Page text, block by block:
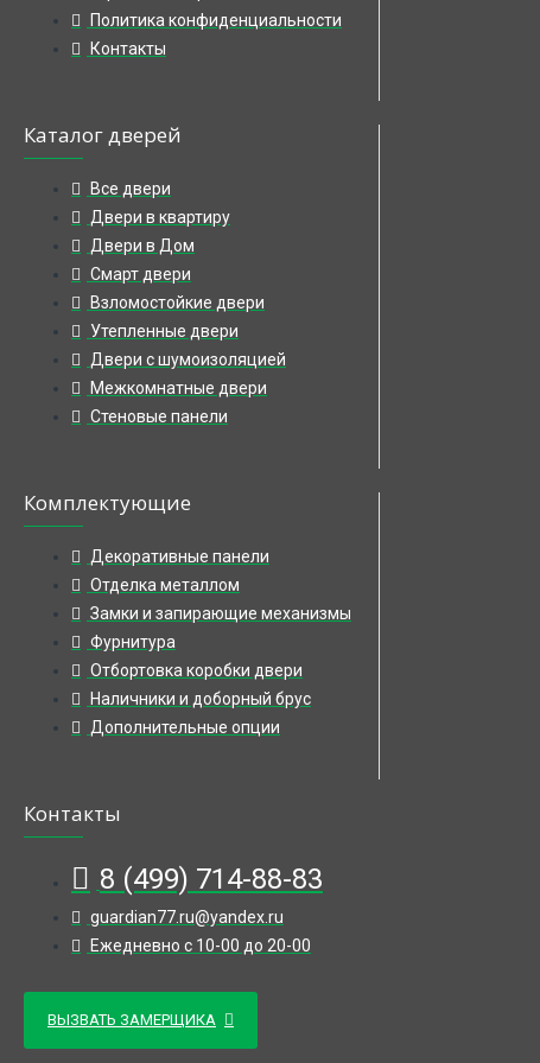
Политика конфиденциальности
Контакты
Каталог дверей
Все двери
Двери в квартиру
Двери в Дом
Смарт двери
Взломостойкие двери
Утепленные двери
Двери с шумоизоляцией
Межкомнатные двери
Стеновые панели
Комплектующие
Декоративные панели
Отделка металлом
Замки и запирающие механизмы
Фурнитура
Отбортовка коробки двери
Наличники и доборный брус
Дополнительные опции
Контакты
8 (499) 714-88-83
guardian77.ru@yandex.ru
Ежедневно с 10-00 до 20-00
ВЫЗВАТЬ ЗАМЕРЩИКА